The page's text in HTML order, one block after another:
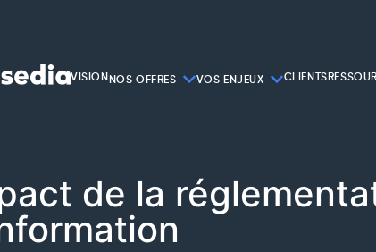
VISION NOS OFFRES VOS ENJEUX CLIENTS
de la